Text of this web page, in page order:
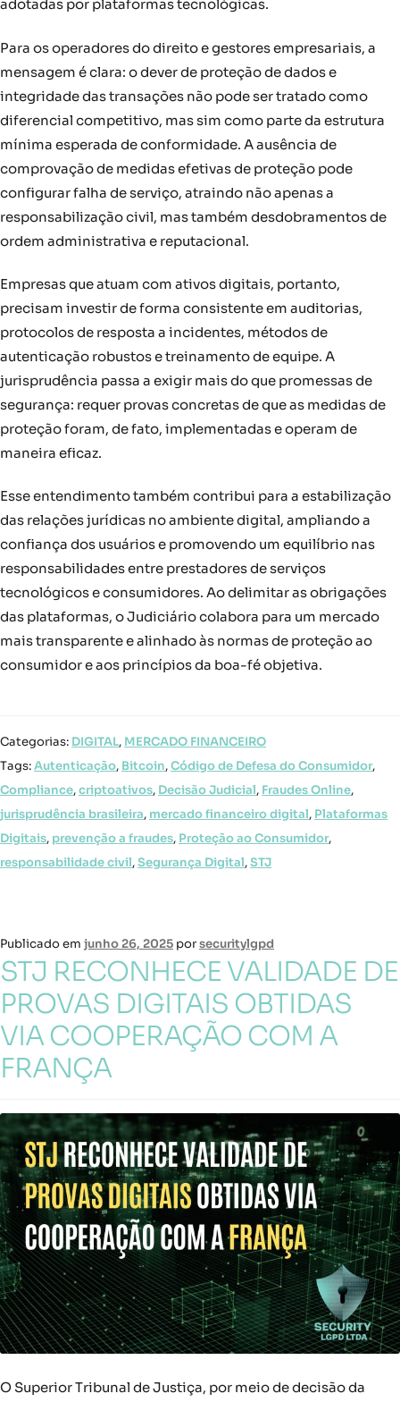
adotadas por plataformas tecnológicas.
Para os operadores do direito e gestores empresariais, a
mensagem é clara: o dever de proteção de dados e
integridade das transações não pode ser tratado como
diferencial competitivo, mas sim como parte da estrutura
mínima esperada de conformidade. A ausência de
comprovação de medidas efetivas de proteção pode
configurar falha de serviço, atraindo não apenas a
responsabilização civil, mas também desdobramentos de
ordem administrativa e reputacional.
Empresas que atuam com ativos digitais, portanto,
precisam investir de forma consistente em auditorias,
protocolos de resposta a incidentes, métodos de
autenticação robustos e treinamento de equipe. A
jurisprudência passa a exigir mais do que promessas de
segurança: requer provas concretas de que as medidas de
proteção foram, de fato, implementadas e operam de
maneira eficaz.
Esse entendimento também contribui para a estabilização
das relações jurídicas no ambiente digital, ampliando a
confiança dos usuários e promovendo um equilíbrio nas
responsabilidades entre prestadores de serviços
tecnológicos e consumidores. Ao delimitar as obrigações
das plataformas, o Judiciário colabora para um mercado
mais transparente e alinhado às normas de proteção ao
consumidor e aos princípios da boa-fé objetiva.
Categorias: DIGITAL, MERCADO FINANCEIRO
Tags:Autenticação, Bitcoin,Código de Defesa do Consumidor,
Compliance,criptoativos, Decisão Judicial, Fraudes Online,
jurisprudência brasileira, mercado financeiro digital, Plataformas
Digitais, prevenção a fraudes, Proteção ao Consumidor,
responsabilidade civil,Segurança Digital,STJ
Publicado em junho 26, 2025 porsecuritylgpd
STJ RECONHECE VALIDADE DE
PROVAS DIGITAIS OBTIDAS
VIA COOPERAÇÃO COM A
FRANÇA
O Superior Tribunal de Justiça, por meio de decisão da